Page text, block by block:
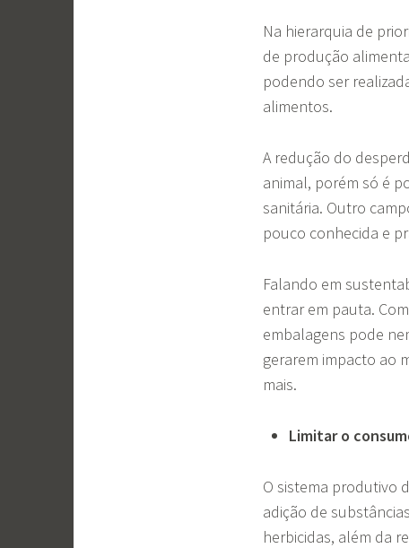
Na hierarquia de
de produção
podendo ser
alimentos.
A redução do
animal, porém só é
sanitária. Outro
pouco conhecida e
Falando em
entrar em pauta.
embalagens pode
gerarem impacto ao
mais.
Limitar o
O sistema produtivo
adição de
herbicidas, além da